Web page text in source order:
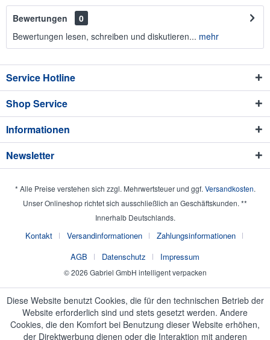
Bewertungen
0
Bewertungen lesen, schreiben und diskutieren... mehr
Service Hotline
Shop Service
Informationen
Newsletter
* Alle Preise verstehen sich zzgl. Mehrwertsteuer und ggf. Versandkosten.
Unser Onlineshop richtet sich ausschließlich an Geschäftskunden. **
Innerhalb Deutschlands.
Kontakt Versandinformationen
Zahlungsinformationen
AGB
Datenschutz Impressum
© 2026 Gabriel GmbH intelligent verpacken
Diese Website benutzt Cookies, die für den technischen Betrieb der
Website erforderlich sind und stets gesetzt werden. Andere
Cookies, die den Komfort bei Benutzung dieser Website erhöhen,
der Direktwerbung dienen oder die Interaktion mit anderen